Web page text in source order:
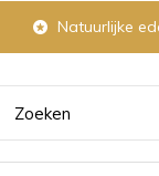
Natuurlijke